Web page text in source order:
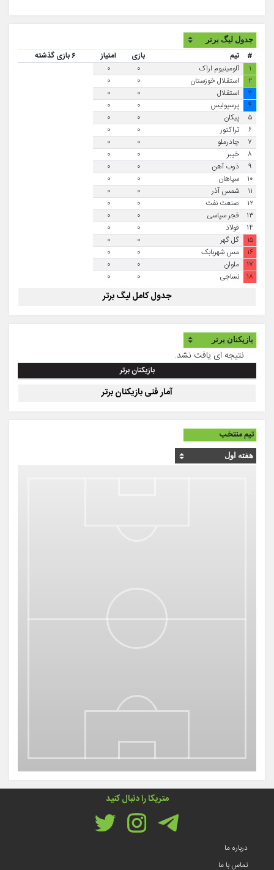
# تیم بازی امتیاز
۶ بازی گذشته
۱
آلومینیوم اراک ۰
۰
۲
استقلال خوزستان ۰
۰
۳
استقلال ۰
۰
۴
پرسپولیس ۰
۰
۵
پیکان ۰
۰
۶
تراکتور ۰
۰
۷
چادرملو ۰
۰
۸
خیبر ۰
۰
۹
ذوب آهن ۰
۰
۱۰
سپاهان ۰
۰
۱۱
شمس آذر ۰
۰
۱۲
صنعت نفت ۰
۰
۱۳
فجر سپاسی ۰
۰
۱۴
فولاد ۰
۰
۱۵
گل گهر ۰
۰
۱۶
مس شهربابک ۰
۰
۱۷
ملوان ۰
۰
۱۸
نساجی ۰ ۰
جدول کامل لیگ برتر
نتیجه ای یافت نشد.
بازیکنان برتر
آمار فنی بازیکنان برتر
تیم منتخب
متریکا را دنبال کنید
درباره ما
تماس با ما